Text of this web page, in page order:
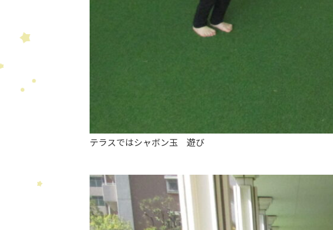
テラスではシャボン玉 遊び